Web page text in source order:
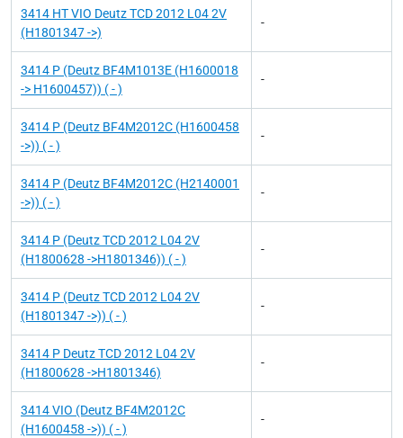
3414 HT VIO Deutz TCD 2012 L04 2V
(H1801347 ->)
-
3414 P (Deutz BF4M1013E (H1600018
-> H1600457)) ( - )
-
3414 P (Deutz BF4M2012C (H1600458
->)) ( - )
-
3414 P (Deutz BF4M2012C (H2140001
->)) ( - )
-
3414 P (Deutz TCD 2012 L04 2V
(H1800628 ->H1801346)) ( - )
-
3414 P (Deutz TCD 2012 L04 2V
(H1801347 ->)) ( - )
-
3414 P Deutz TCD 2012 L04 2V
(H1800628 ->H1801346)
-
3414 VIO (Deutz BF4M2012C
(H1600458 ->)) ( - )
-